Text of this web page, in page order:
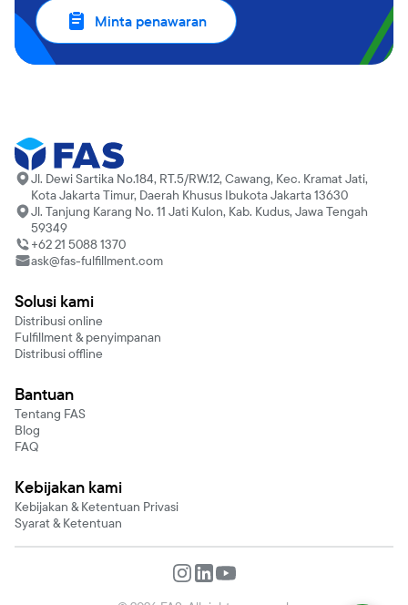
Minta penawaran
Jl. Dewi Sartika No.184, RT.5/RW.12, Cawang, Kec. Kramat Jati,
Kota Jakarta Timur, Daerah Khusus Ibukota Jakarta 13630
Jl. Tanjung Karang No. 11 Jati Kulon, Kab. Kudus, Jawa Tengah
59349
+62 21 5088 1370
ask@fas-fulfillment.com
Solusi kami
Distribusi online
Fulfillment & penyimpanan
Distribusi offline
Bantuan
Tentang FAS
Blog
FAQ
Kebijakan kami
Kebijakan & Ketentuan Privasi
Syarat & Ketentuan